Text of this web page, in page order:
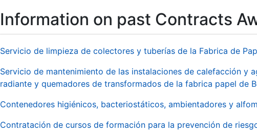
Information on past Contracts
Servicio de limpieza de colectores y tuberías de la Fabrica de
Servicio de mantenimiento de las instalaciones de calefacción y
radiante y quemadores de transformados de la fabrica papel de
Contenedores higiénicos, bacteriostáticos, ambientadores y
Contratación de cursos de formación para la prevención de